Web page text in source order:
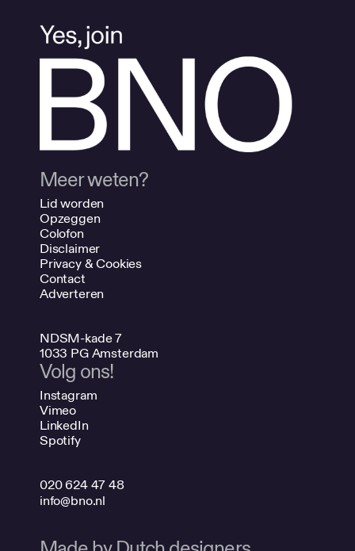
Meer weten?
Lid worden
Opzeggen
Colofon
Disclaimer
Privacy & Cookies
Contact
Adverteren
NDSM-kade 7
1033 PG Amsterdam
Volg ons!
Instagram
Vimeo
LinkedIn
Spotify
020 624 47 48
info@bno.nl